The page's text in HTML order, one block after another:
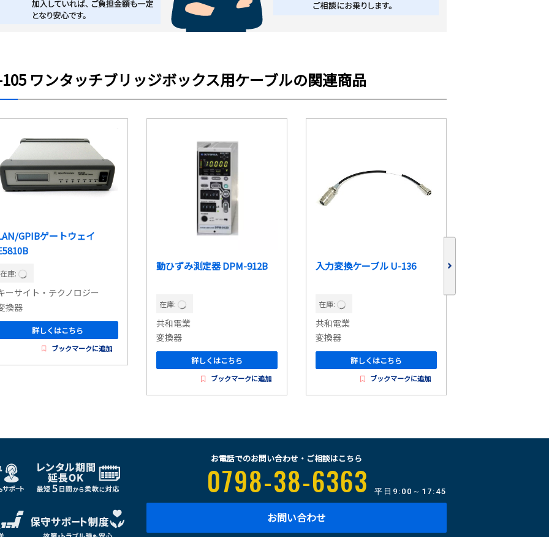
ワンタッチブリッジボックス用ケーブルの関連商品
GPIBゲートウェイ
在庫:
ーサイト・テクノロジー
換器
詳しくはこちら
ブックマークに追加
動ひずみ測定器 DPM-912B
在庫:
共和電業
変換器
詳しくはこちら
ブックマークに追加
入力変換ケーブル U-136
在庫:
共和電業
変換器
詳しくはこちら
ブックマークに追加
お電話でのお問い合わせ・ご相談はこちら
0798-38-6363 平日 9:00～17:45
お問い合わせ